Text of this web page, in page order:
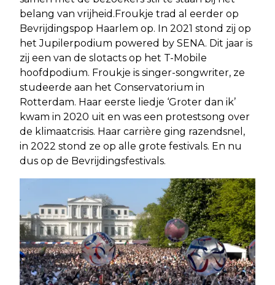
belang van vrijheid.Froukje trad al eerder op
Bevrijdingspop Haarlem op. In 2021 stond zij op
het Jupilerpodium powered by SENA. Dit jaar is
zij een van de slotacts op het T-Mobile
hoofdpodium. Froukje is singer-songwriter, ze
studeerde aan het Conservatorium in
Rotterdam. Haar eerste liedje ‘Groter dan ik’
kwam in 2020 uit en was een protestsong over
de klimaatcrisis. Haar carrière ging razendsnel,
in 2022 stond ze op alle grote festivals. En nu
dus op de Bevrijdingsfestivals.